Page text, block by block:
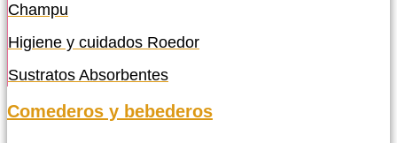
Champu
Higiene y cuidados Roedor
Sustratos Absorbentes
Comederos y bebederos